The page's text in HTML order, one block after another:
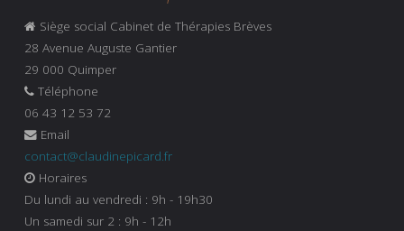
Siège social Cabinet de Thérapies Brèves
28 Avenue Auguste Gantier
29 000 Quimper
Téléphone
06 43 12 53 72
Email
contact@claudinepicard.fr
Horaires
Du lundi au vendredi : 9h - 19h30
Un samedi sur 2 : 9h - 12h